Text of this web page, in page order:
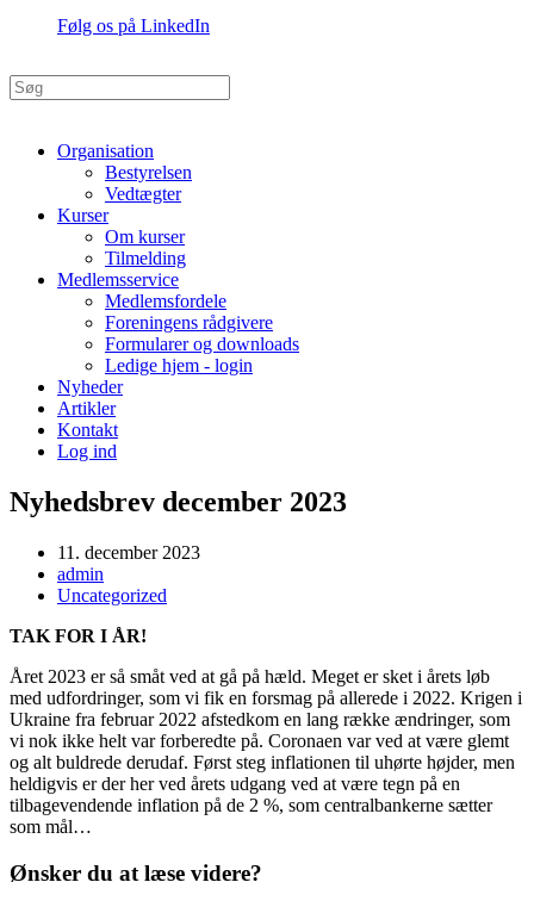
Følg os på LinkedIn
Organisation
Bestyrelsen
Vedtægter
Kurser
Om kurser
Tilmelding
Medlemsservice
Medlemsfordele
Foreningens rådgivere
Formularer og downloads
Ledige hjem - login
Nyheder
Artikler
Kontakt
Log ind
Nyhedsbrev december 2023
11. december 2023
admin
Uncategorized
TAK FOR I ÅR!
Året 2023 er så småt ved at gå på hæld. Meget er sket i årets løb
med udfordringer, som vi fik en forsmag på allerede i 2022. Krigen i
Ukraine fra februar 2022 afstedkom en lang række ændringer, som
vi nok ikke helt var forberedte på. Coronaen var ved at være glemt
og alt buldrede derudaf. Først steg inflationen til uhørte højder, men
heldigvis er der her ved årets udgang ved at være tegn på en
tilbagevendende inflation på de 2 %, som centralbankerne sætter
som mål…
Ønsker du at læse videre?